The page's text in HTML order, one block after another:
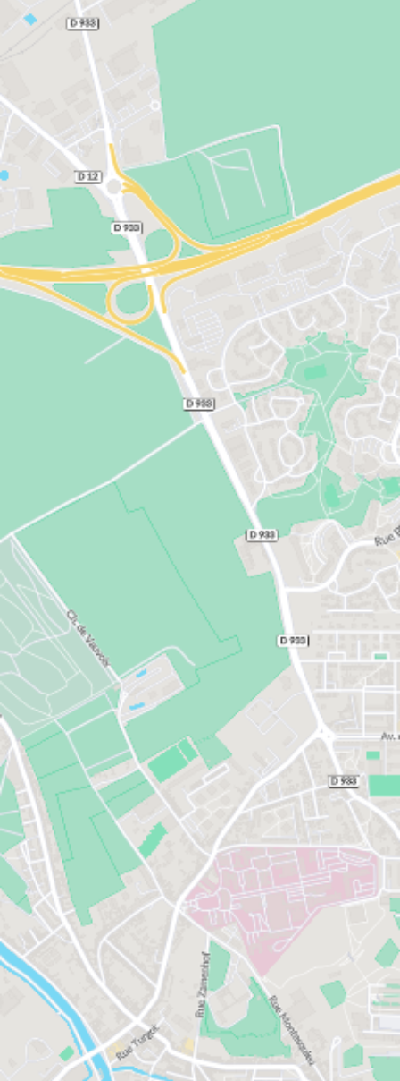
la Bibliothèque Aragon, ou encore les œuvres de
Laurence Yared à la Maison de l’architecture.
Mais s'offrir un logement neuf dans cette ville de
plus de 130 000 habitants, c'est également vivre au
plus près de la nature. Amiens est entourée de 65
km de canaux, qui traversent notamment les 300
hectares d'hortillonnage. Ces jardins flottants
sculptent le paysage autour de l'agglomération
amiénoise. Cette multitude de petites parcelles
cultivées entourées d’eau est accessible
uniquement en barque, ce qui en fait un lieu de
promenade au charme fou. Aujourd’hui, cet espace
nature, unique en son genre, accueille des activités
de maraîchage ou de loisirs (jardinage, pêche…). Les
berges de la Somme sont également des lieux de
balade appréciés, tout comme l’est le chemin du
L'achat d'un appartement neuf à Amiens permet
aussi de profiter de la proximité de Paris et de la
Baie de Somme (1h en train ou par la route). Au
cœur de la Baie de Somme, on trouve le Parc du
Marquenterre et ses 200 hectares de marais, dunes
et roselières. Ce site naturel préservé accueille un
patrimoine hors du commun. Les espèces animales
et végétales s’y développent et se laissent observer,
pour le plus grand bonheur des amoureux de la
nature. Le Parc du Marquenterre accueille même un
parcours pédestre de 6 km jalonné par 13 postes
d’observation.
Le réseau de transports en commun est
particulièrement développé à Amiens, grâce au
réseau Ametis. Ce dernier compote 4 Lignes à haut
niveau de service, mais aussi 14 lignes de proximité
desservant le cœur des quartiers, 8 lignes Resago
de transport à la demande reliant les communes
périphériques au centre-ville d’Amiens et 14 lignes
Tempo reliant notamment les quartiers aux
établissements scolaires. 4 Parkings relais sont
implantés aux entrées de la ville afin de permettre
aux visiteurs de passage de stationner leur véhicule
et de se rendre en centre-ville par les transports en
commun. Amiens est située à 1h15 de Paris par
l'autoroute. L'A29, qui dessert la ville, assure
également les liaisons avec la Normandie (Rouen et
le Havre) et l'Est de la France.